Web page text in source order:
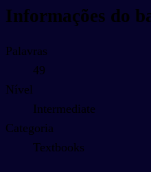
Informações do
Palavras
49
Nível
Intermediate
Categoria
Textbooks